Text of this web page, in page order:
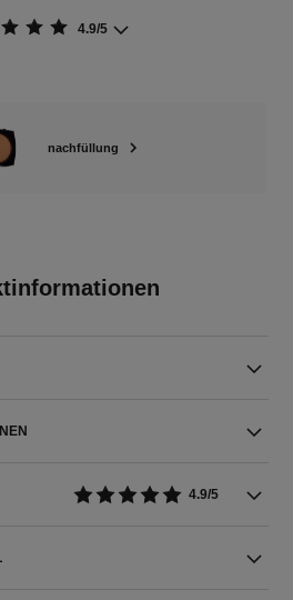
4.9/5
nachfüllung
4.9/5